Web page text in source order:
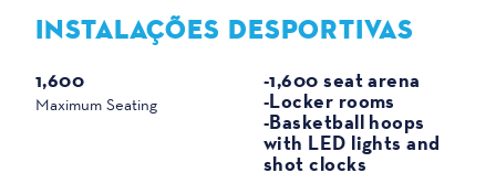
INSTALAÇÕES DESPORTIVAS
DESPORTO
Maximum Seating
1,600
-1,600 seat arena
-Locker rooms
-Basketball hoops
with LED lights and
shot clocks